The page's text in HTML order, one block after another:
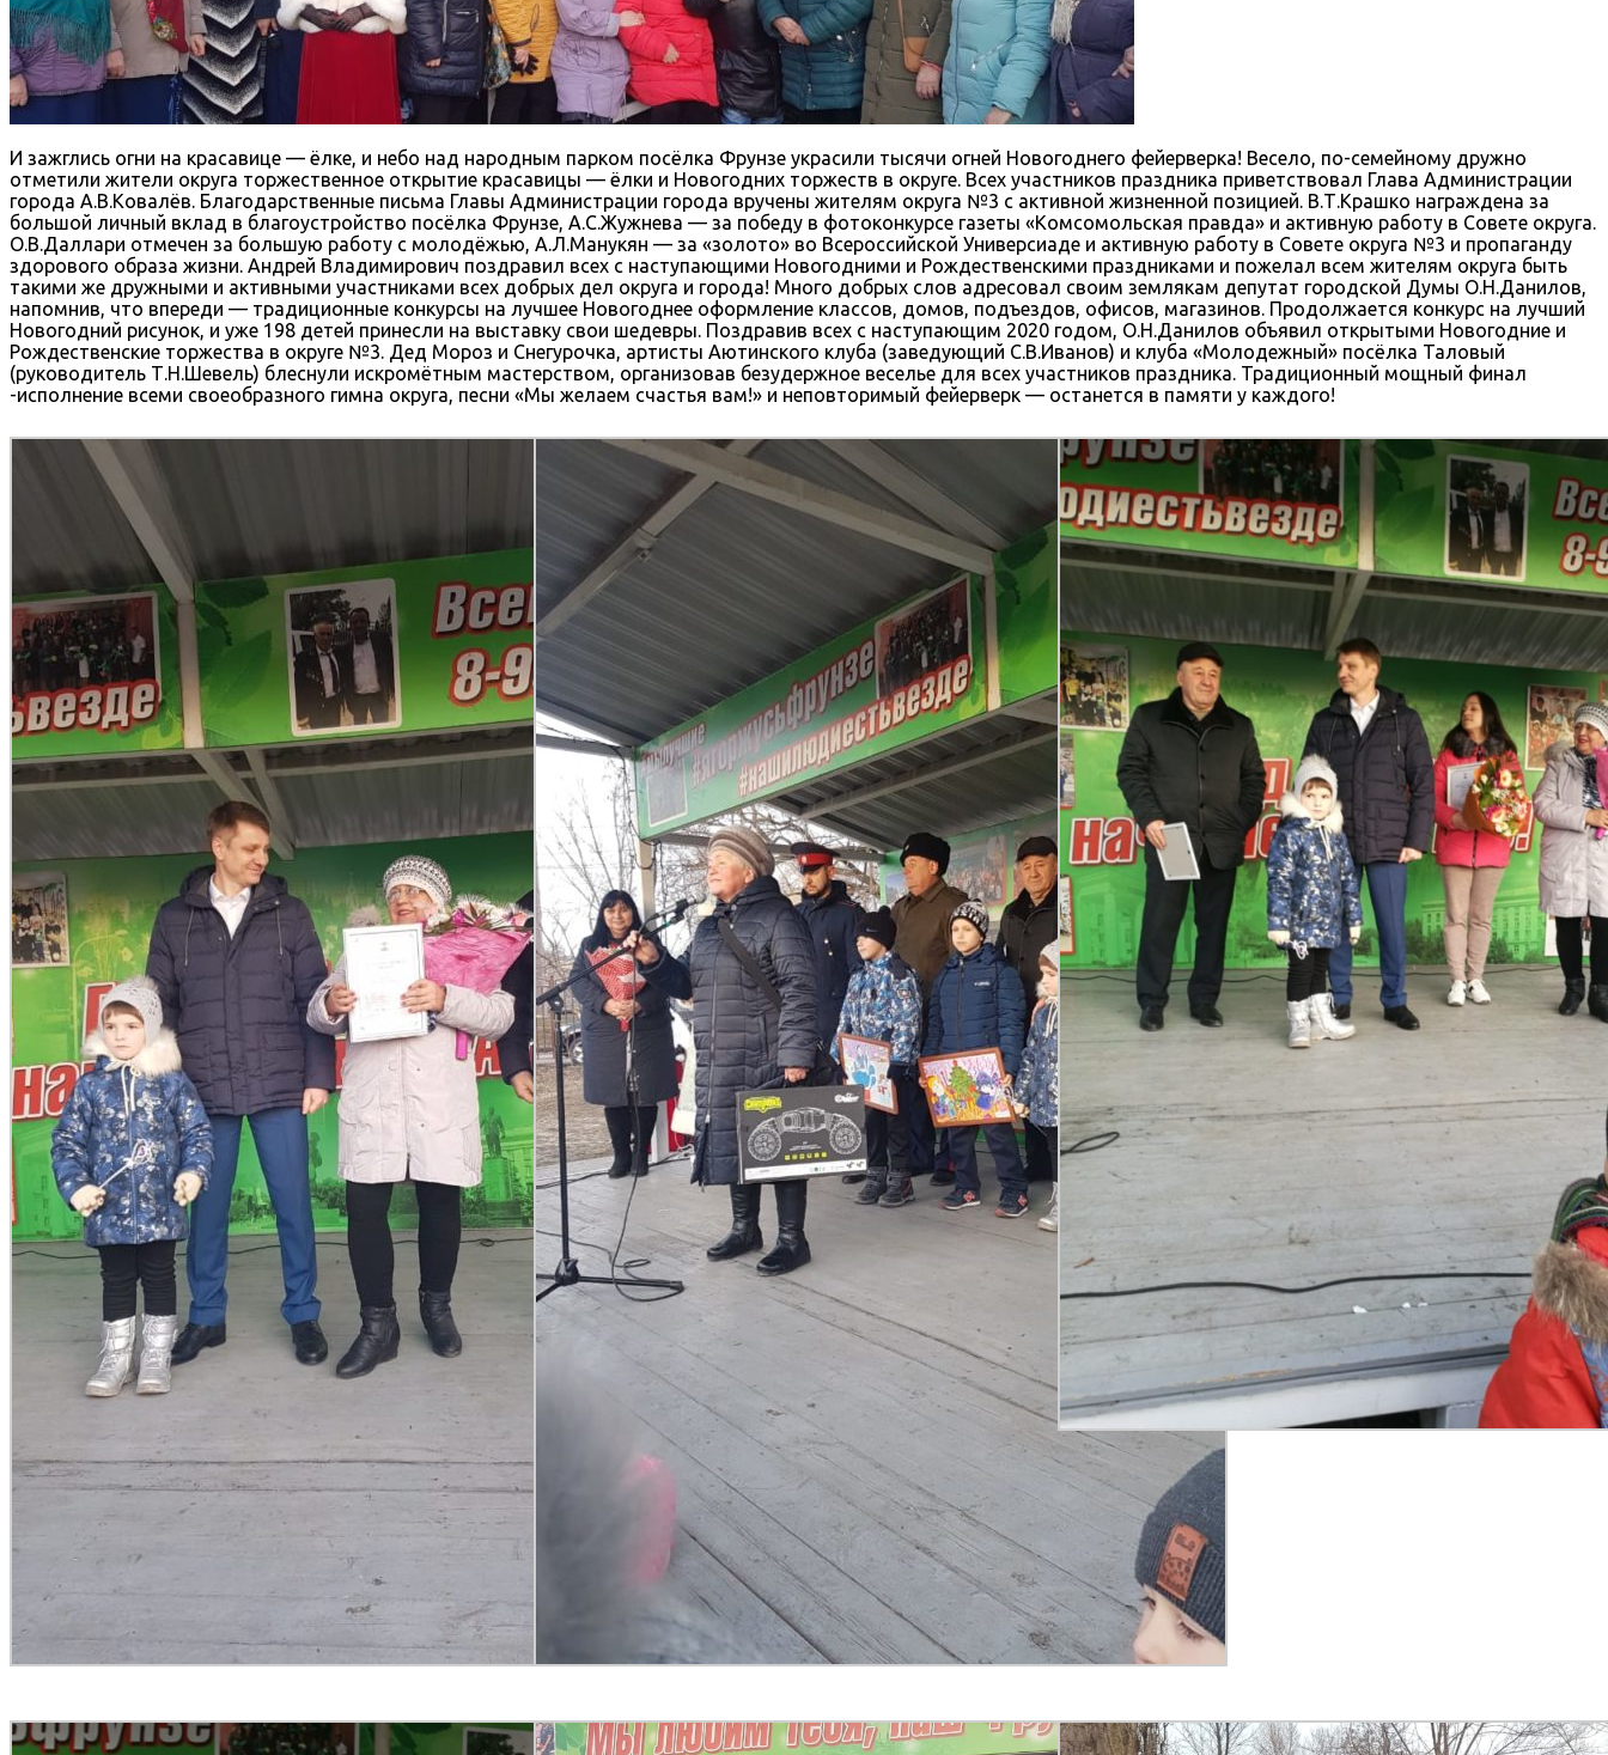
И зажглись огни на красавице — ёлке, и небо над народным парком посёлка Фрунзе украсили тысячи огней Новогоднего фейерверка! Весело, по-семейному дружно
отметили жители округа торжественное открытие красавицы — ёлки и Новогодних торжеств в округе. Всех участников праздника приветствовал Глава Администрации
города А.В.Ковалёв. Благодарственные письма Главы Администрации города вручены жителям округа №3 с активной жизненной позицией. В.Т.Крашко награждена за
большой личный вклад в благоустройство посёлка Фрунзе, А.С.Жужнева — за победу в фотоконкурсе газеты «Комсомольская правда» и активную работу в Совете округа.
О.В.Даллари отмечен за большую работу с молодёжью, А.Л.Манукян — за «золото» во Всероссийской Универсиаде и активную работу в Совете округа №3 и пропаганду
здорового образа жизни. Андрей Владимирович поздравил всех с наступающими Новогодними и Рождественскими праздниками и пожелал всем жителям округа быть
такими же дружными и активными участниками всех добрых дел округа и города! Много добрых слов адресовал своим землякам депутат городской Думы О.Н.Данилов,
напомнив, что впереди — традиционные конкурсы на лучшее Новогоднее оформление классов, домов, подъездов, офисов, магазинов. Продолжается конкурс на лучший
Новогодний рисунок, и уже 198 детей принесли на выставку свои шедевры. Поздравив всех с наступающим 2020 годом, О.Н.Данилов объявил открытыми Новогодние и
Рождественские торжества в округе №3. Дед Мороз и Снегурочка, артисты Аютинского клуба (заведующий С.В.Иванов) и клуба «Молодежный» посёлка Таловый
(руководитель Т.Н.Шевель) блеснули искромётным мастерством, организовав безудержное веселье для всех участников праздника. Традиционный мощный финал
-исполнение всеми своеобразного гимна округа, песни «Мы желаем счастья вам!» и неповторимый фейерверк — останется в памяти у каждого!